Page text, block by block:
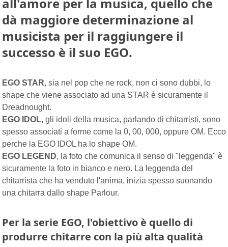
dà maggiore determinazione al
musicista per il raggiungere il
successo è il suo EGO.
EGO STAR, sia nel pop che ne rock, non ci sono dubbi, lo
shape che viene associato ad una STAR è sicuramente il
Dreadnought.
EGO IDOL, gli idoli della musica, parlando di chitarristi, sono
spesso associati a forme come la 0, 00, 000, oppure OM. Ecco
perche la EGO IDOL ha lo shape OM.
EGO LEGEND, la foto che comunica il senso di "leggenda" è
sicuramente la foto in bianco e nero. La leggenda del
chitarrista che ha venduto l'anima, inizia spesso suonando
una chitarra dallo shape Parlour.
Per la serie EGO, l'obiettivo è quello di
produrre chitarre con la più alta qualità